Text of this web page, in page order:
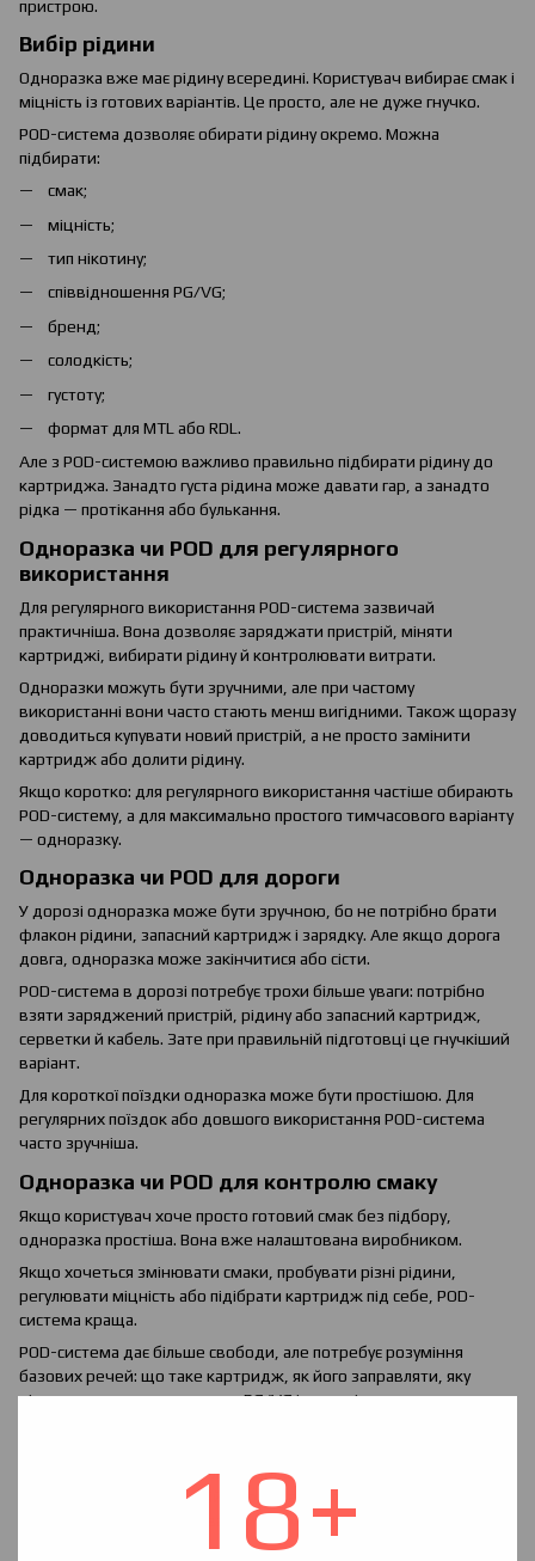
18+
пристрою.
Вибір рідини
Одноразка вже має рідину всередині. Користувач вибирає смак і
міцність із готових варіантів. Це просто, але не дуже гнучко.
POD-система дозволяє обирати рідину окремо. Можна
підбирати:
смак;
міцність;
тип нікотину;
співвідношення PG/VG;
бренд;
солодкість;
густоту;
формат для MTL або RDL.
Але з POD-системою важливо правильно підбирати рідину до
картриджа. Занадто густа рідина може давати гар, а занадто
рідка — протікання або булькання.
Одноразка чи POD для регулярного
використання
Для регулярного використання POD-система зазвичай
практичніша. Вона дозволяє заряджати пристрій, міняти
картриджі, вибирати рідину й контролювати витрати.
Одноразки можуть бути зручними, але при частому
використанні вони часто стають менш вигідними. Також щоразу
доводиться купувати новий пристрій, а не просто замінити
картридж або долити рідину.
Якщо коротко: для регулярного використання частіше обирають
POD-систему, а для максимально простого тимчасового варіанту
— одноразку.
Одноразка чи POD для дороги
У дорозі одноразка може бути зручною, бо не потрібно брати
флакон рідини, запасний картридж і зарядку. Але якщо дорога
довга, одноразка може закінчитися або сісти.
POD-система в дорозі потребує трохи більше уваги: потрібно
взяти заряджений пристрій, рідину або запасний картридж,
серветки й кабель. Зате при правильній підготовці це гнучкіший
варіант.
Для короткої поїздки одноразка може бути простішою. Для
регулярних поїздок або довшого використання POD-система
часто зручніша.
Одноразка чи POD для контролю смаку
Якщо користувач хоче просто готовий смак без підбору,
одноразка простіша. Вона вже налаштована виробником.
Якщо хочеться змінювати смаки, пробувати різні рідини,
регулювати міцність або підібрати картридж під себе, POD-
система краща.
POD-система дає більше свободи, але потребує розуміння
базових речей: що таке картридж, як його заправляти, яку
рідину заливати, що означає PG/VG і коли міняти картридж.
Одноразки створюють більше відходів, бо після використання
викидається весь пристрій: корпус, акумулятор, електроніка й
залишки конструкції. Це важливий мінус одноразового формату.
POD-система теж має витратні елементи, наприклад картриджі